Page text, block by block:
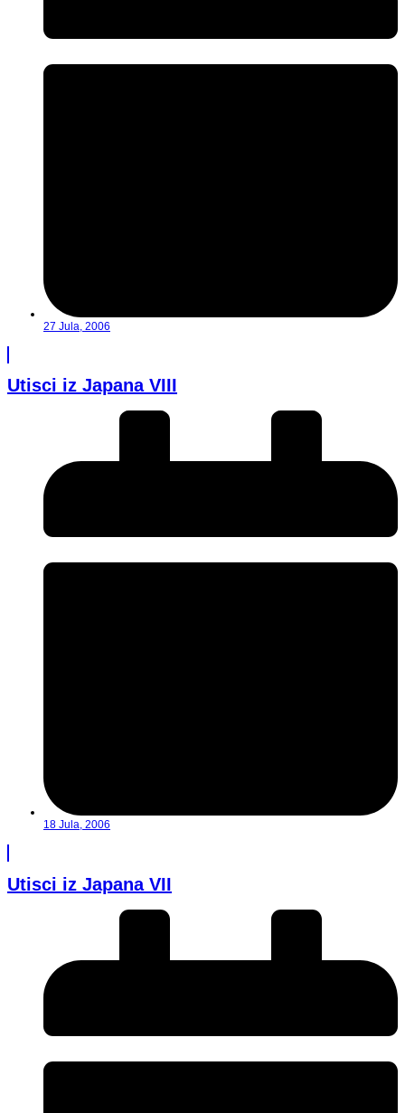
27 Jula, 2006
Utisci iz Japana VIII
18 Jula, 2006
Utisci iz Japana VII